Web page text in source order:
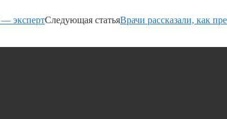
— экспертСледующая статьяВрачи рассказали, как